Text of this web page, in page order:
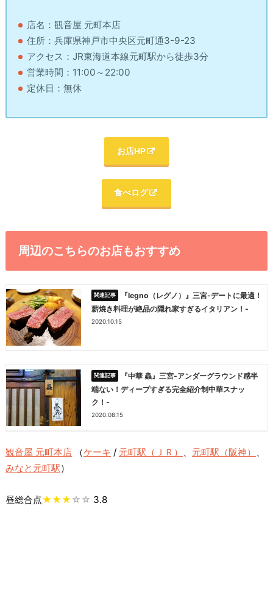
店名：観音屋 元町本店
住所：兵庫県神戸市中央区元町通3-9-23
アクセス：JR東海道本線元町駅から徒歩3分
営業時間：11:00～22:00
定休日：無休
お店HP
食べログ
周辺のこちらのお店もおすすめ
『legno（レグノ）』三宮-デートに最適！
薪焼き料理が絶品の隠れ家すぎるイタリアン！-
2020.10.15
『中華 蟲』三宮-アンダーグラウンド感半
端ない！ディープすぎる完全紹介制中華スナッ
ク！-
2020.08.15
観音屋 元町本店（ケーキ / 元町駅（ＪＲ） 、 元町駅（阪神） 、
みなと元町駅）
昼総合点★★★☆☆ 3.8